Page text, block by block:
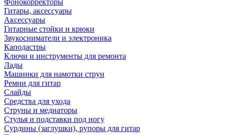
Фонокорректоры
Гитары, аксессуары
Аксессуары
Гитарные стойки и крюки
Звукосниматели и электроника
Каподастры
Ключи и инструменты для ремонта
Лады
Машинки для намотки струн
Ремни для гитар
Слайды
Средства для ухода
Струны и медиаторы
Стулья и подставки под ногу
Сурдины (заглушки), рупоры для гитар